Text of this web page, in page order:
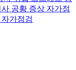
사 공황 증상 자가점
가점검